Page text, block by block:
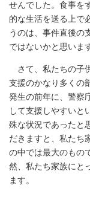
せんでした。食事を
的な生活を送る上で
うのは、事件直後の
ではないかと思いま
さて、私たちの子
支援のかなり多くの
発生の前年に、警察
して支援しやすいと
殊な状況であったと
だきますと、私たち
の中では最大のもの
然、私たち家族にと
ます。